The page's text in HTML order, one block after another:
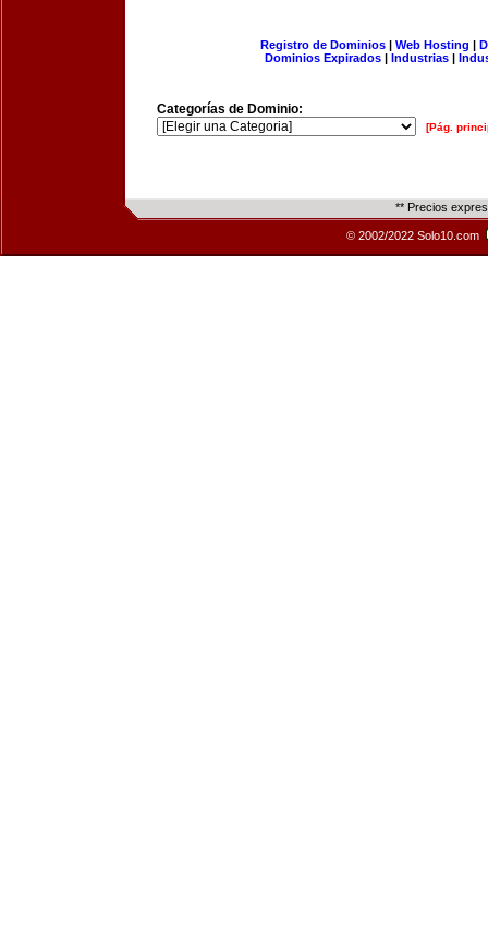
Registro de Dominios| Web Hosting |
Dominios Expirados | Industrias |
Categorías de Dominio:
[Pág.
** Precios
© 2002/2022 Solo10.com